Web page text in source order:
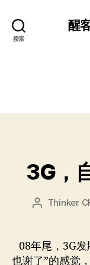
搜索
醒
3G，
文
者
Thinker
08年尾，3G
也谢了”的感觉